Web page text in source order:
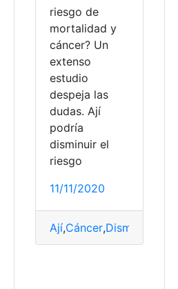
Nutrición
riesgo de
mortalidad y
cáncer? Un
extenso
estudio
despeja las
dudas. Ají
podría
disminuir el
riesgo
11/11/2020
Ají,Cáncer,Disminución